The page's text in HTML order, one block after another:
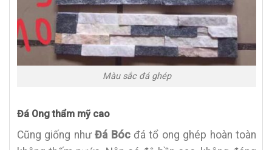
Màu sắc đá ghép
Đá Ong thẩm mỹ cao
Cũng giống nhưĐá Bócđá tổ ong ghép hoàn toàn